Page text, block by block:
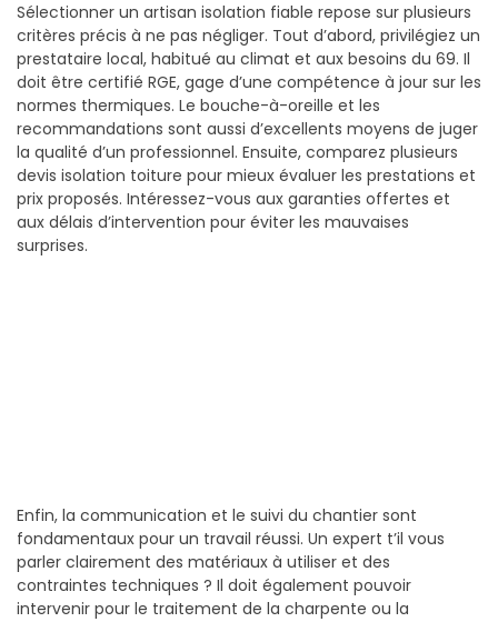
Sélectionner un artisan isolation fiable repose sur plusieurs
critères précis à ne pas négliger. Tout d’abord, privilégiez un
prestataire local, habitué au climat et aux besoins du 69. Il
doit être certifié RGE, gage d’une compétence à jour sur les
normes thermiques. Le bouche-à-oreille et les
recommandations sont aussi d’excellents moyens de juger
la qualité d’un professionnel. Ensuite, comparez plusieurs
devis isolation toiture pour mieux évaluer les prestations et
prix proposés. Intéressez-vous aux garanties offertes et
aux délais d’intervention pour éviter les mauvaises
surprises.
Enfin, la communication et le suivi du chantier sont
fondamentaux pour un travail réussi. Un expert t’il vous
parler clairement des matériaux à utiliser et des
contraintes techniques ? Il doit également pouvoir
intervenir pour le traitement de la charpente ou la